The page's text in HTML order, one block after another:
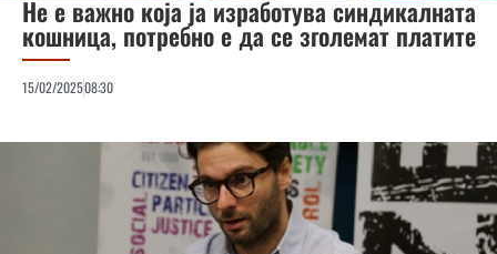
Не е важно која ја изработува синдикалната
кошница, потребно е да се зголемат платите
15/02/202508:30